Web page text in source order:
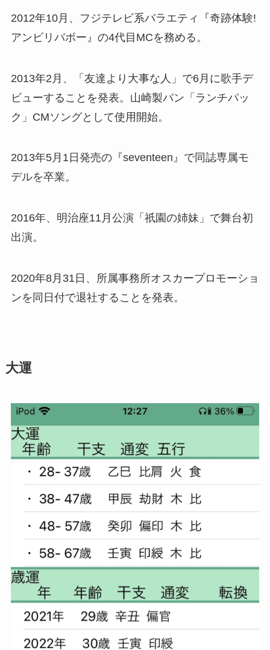
2012年10月、フジテレビ系バラエティ『奇跡体験!
アンビリバボー』の4代目MCを務める。
2013年2月、「友達より大事な人」で6月に歌手デ
ビューすることを発表。山崎製パン「ランチパッ
ク」CMソングとして使用開始。
2013年5月1日発売の『seventeen』で同誌専属モ
デルを卒業。
2016年、明治座11月公演「祇園の姉妹」で舞台初
出演。
2020年8月31日、所属事務所オスカープロモーショ
ンを同日付で退社することを発表。
大運